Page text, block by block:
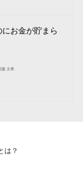
お金が貯まら
藤 太希
は？